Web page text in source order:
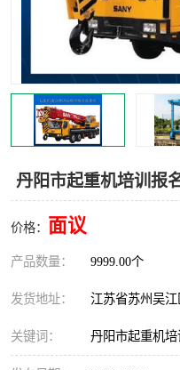
丹阳市起重机培训报
价格： 面议
产品数量： 9999.00个
发货地址： 江苏省苏州吴江
关键词： 丹阳市起重机培
叉车培训中心
叉车司机培训
行车起重机培训